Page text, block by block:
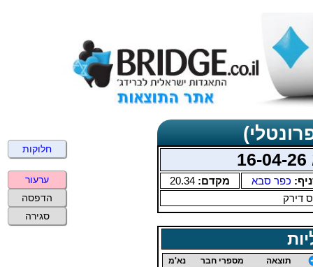
כפר סבא מקדם: 20.34
דירק
תוצאה מספרי חבר נא'מ
חלוקות
ערעור
הדפסה
סגירה